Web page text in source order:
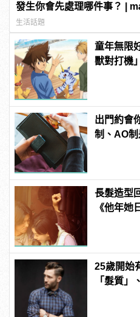
發生你會先處理哪件事？ |
生活話題
童年無限
獸對打機
出門約會
制、AO
長髮造型
《他年她
25歲開始
「髮質」